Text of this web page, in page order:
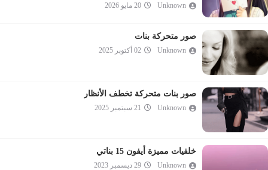
Unknown 20 مايو 2026
صور متحركة بنات
Unknown 02 أكتوبر 2025
صور بنات متحركة تخطف الأنظار
Unknown 21 سبتمبر 2025
خلفيات مميزة أيفون 15 بناتي
Unknown 29 ديسمبر 2023